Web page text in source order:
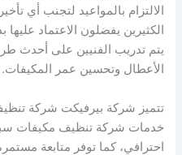
الالتزام بالمواعيد لتجنب أي
الكثيرين يفضلون الاعتماد
يتم تدريب الفنيين على أحدث طرق
الأعطال وتحسين عمر المكيفات.
تتميز شركة بيرفيكت شركة
خدمات شركة تنظيف مكيفات
احترافي، كما توفر متابعة